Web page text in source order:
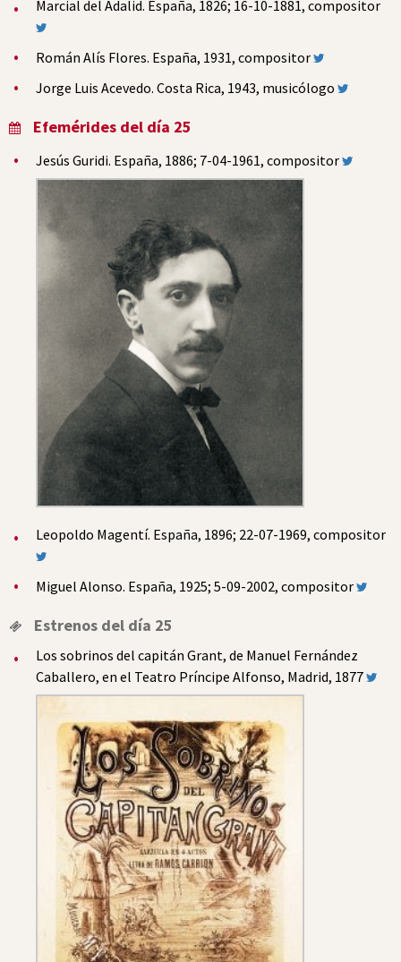
Marcial del Adalid. España, 1826; 16-10-1881, compositor
Román Alís Flores. España, 1931, compositor
Jorge Luis Acevedo. Costa Rica, 1943, musicólogo
Efemérides del día 25
Jesús Guridi. España, 1886; 7-04-1961, compositor
Leopoldo Magentí. España, 1896; 22-07-1969, compositor
Miguel Alonso. España, 1925; 5-09-2002, compositor
Estrenos del día 25
Los sobrinos del capitán Grant, de Manuel Fernández
Caballero, en el Teatro Príncipe Alfonso, Madrid, 1877